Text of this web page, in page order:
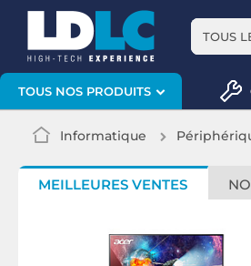
TOUS
TOUS NOS PRODUITS
Informatique
MEILLEURES VENTES